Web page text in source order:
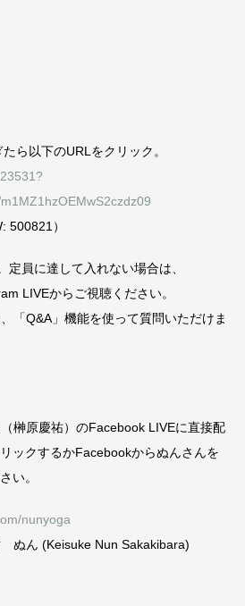
ら以下のURLをクリック。
500821）
定員に達して入れない場合は、
LIVEからご視聴ください。
「Q&A」機能を使って質問いただけま
榊原慶祐）のFacebook LIVEに直接配
ックするかFacebookからぬんさんを
い。
nunyoga
ぬん (Keisuke Nun Sakakibara)